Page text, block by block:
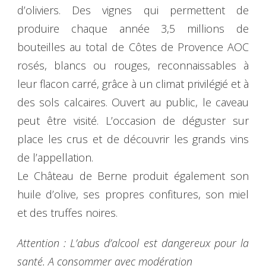
d’oliviers. Des vignes qui permettent de
produire chaque année 3,5 millions de
bouteilles au total de Côtes de Provence AOC
rosés, blancs ou rouges, reconnaissables à
leur flacon carré, grâce à un climat privilégié et à
des sols calcaires. Ouvert au public, le caveau
peut être visité. L’occasion de déguster sur
place les crus et de découvrir les grands vins
de l’appellation.
Le Château de Berne produit également son
huile d’olive, ses propres confitures, son miel
et des truffes noires.
Attention : L’abus d’alcool est dangereux pour la
santé. A consommer avec modération